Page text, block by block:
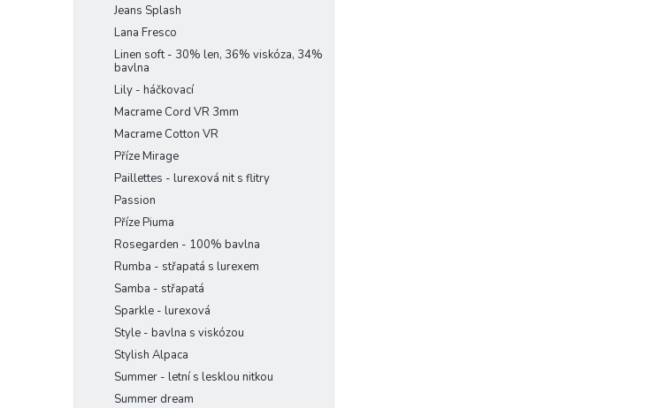
Jeans Splash
Lana Fresco
Linen soft - 30% len, 36% viskóza, 34%
bavlna
Lily - háčkovací
Macrame Cord VR 3mm
Macrame Cotton VR
Příze Mirage
Paillettes - lurexová nit s flitry
Passion
Příze Piuma
Rosegarden - 100% bavlna
Rumba - střapatá s lurexem
Samba - střapatá
Sparkle - lurexová
Style - bavlna s viskózou
Stylish Alpaca
Summer - letní s lesklou nitkou
Summer dream